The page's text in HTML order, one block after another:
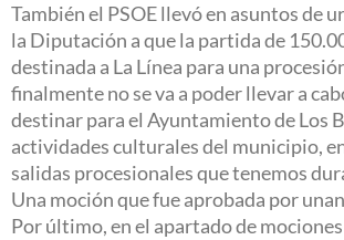
También el PSOE llevó en asuntos de
la Diputación a que la partida de
destinada a La Línea para una
finalmente no se va a poder llevar a
destinar para el Ayuntamiento de Los
actividades culturales del municipio,
salidas procesionales que tenemos
Una moción que fue aprobada por
Por último, en el apartado de